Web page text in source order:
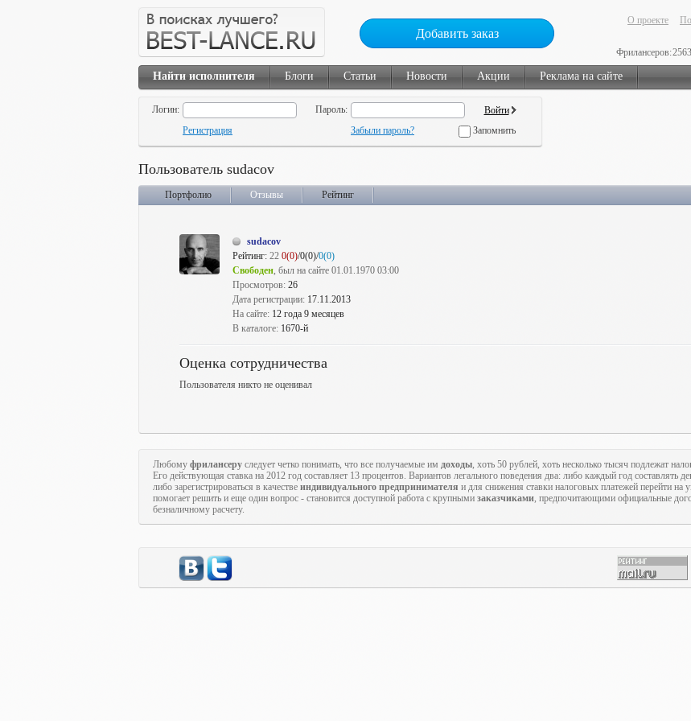
Добавить заказ
О проекте
Фрилансеров:
Найти исполнителя Блоги Статьи Новости Акции Реклама на сайте
Логин:
Пароль:
Регистрация
Забыли пароль? Запомнить
Пользователь sudacov
Портфолио Отзывы Рейтинг
sudacov
Рейтинг: 22 0(0)/0(0)/0(0)
Свободен, был на сайте 01.01.1970 03:00
Просмотров: 26
Дата регистрации: 17.11.2013
На сайте: 12 года 9 месяцев
В каталоге: 1670-й
Оценка сотрудничества
Пользователя никто не оценивал
Любому фрилансеру следует четко понимать, что все получаемые им доходы, хоть 50 рублей, хоть несколько тысяч подлежат
Его действующая ставка на 2012 год составляет 13 процентов. Вариантов легального поведения два: либо каждый год составлять
либо зарегистрироваться в качестве индивидуального предпринимателя и для снижения ставки налоговых платежей перейти
помогает решить и еще один вопрос - становится доступной работа с крупными заказчиками, предпочитающими официальные
безналичному расчету.